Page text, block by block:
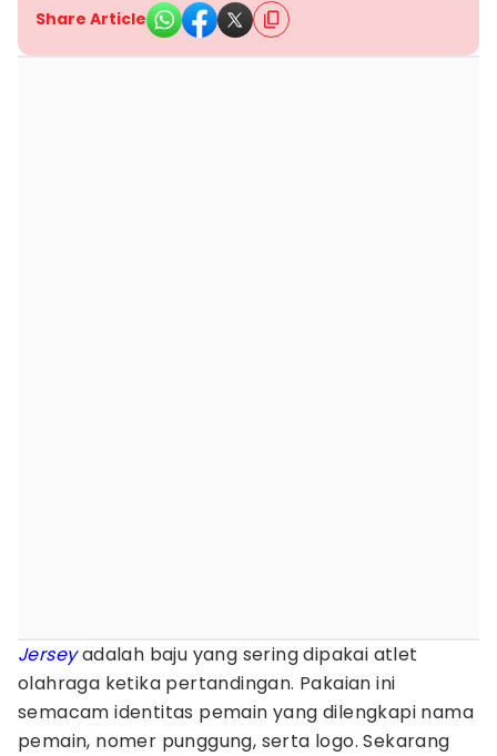
Share Article
Jerseyadalah baju yang sering dipakai atlet
olahraga ketika pertandingan. Pakaian ini
semacam identitas pemain yang dilengkapi nama
pemain, nomer punggung, serta logo. Sekarang